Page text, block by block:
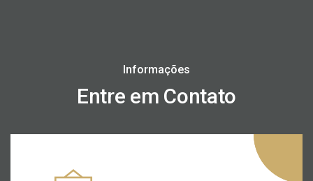
Informações
Entre em Contato